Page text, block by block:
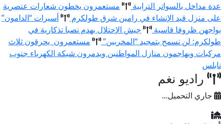
عدة مداخل بالسواتر الترابية
مستعمرون يخطون شعارات عنصرية
على منزل قيد الإنشاء في رامين شرق طولكرم
أسيرات “الدامون”
يواجهن ظروفا قاسية
جيش الإحتلال يهدم نصبا تذكارية في
طولكرم: لن نسمح بتمجيد “المخربين”
مستعمرون يحرقون ثلاث
مركبات ويهاجمون منازل المواطنين ويدمرون شبكة الكهرباء جنوب
نابلس
راديو نغم
جاري التحميل...